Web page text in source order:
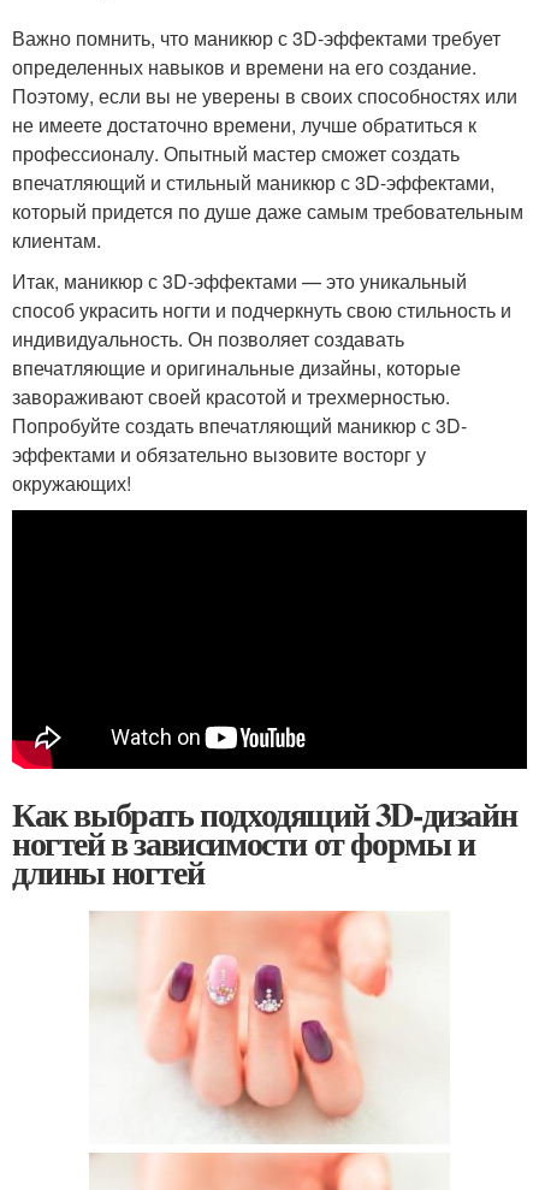
Важно помнить, что маникюр с 3D-эффектами требует
определенных навыков и времени на его создание.
Поэтому, если вы не уверены в своих способностях или
не имеете достаточно времени, лучше обратиться к
профессионалу. Опытный мастер сможет создать
впечатляющий и стильный маникюр с 3D-эффектами,
который придется по душе даже самым требовательным
клиентам.
Итак, маникюр с 3D-эффектами — это уникальный
способ украсить ногти и подчеркнуть свою стильность и
индивидуальность. Он позволяет создавать
впечатляющие и оригинальные дизайны, которые
завораживают своей красотой и трехмерностью.
Попробуйте создать впечатляющий маникюр с 3D-
эффектами и обязательно вызовите восторг у
окружающих!
Как выбрать подходящий 3D-дизайн
ногтей в зависимости от формы и
длины ногтей